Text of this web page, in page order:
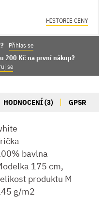
HISTORIE CENY
Přihlas se
200 Kč na první nákup?
se
HODNOCENÍ (3) GPSR
bavlna
175 cm,
produktu M
g/m2